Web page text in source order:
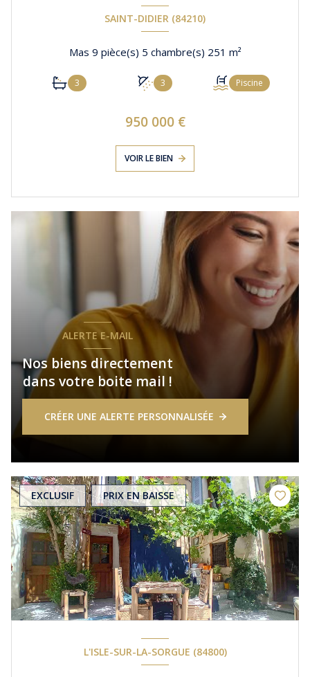
SAINT-DIDIER (84210)
Mas 9 pièce(s) 5 chambre(s) 251 m²
3 3 Piscine
950 000 €
VOIR LE BIEN
ALERTE E-MAIL
Nos biens directement
dans votre boite mail !
CRÉER UNE ALERTE PERSONNALISÉE
EXCLUSIF PRIX EN BAISSE
L'ISLE-SUR-LA-SORGUE (84800)